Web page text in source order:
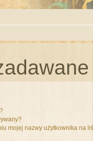
mojej nazwy użytkownika na